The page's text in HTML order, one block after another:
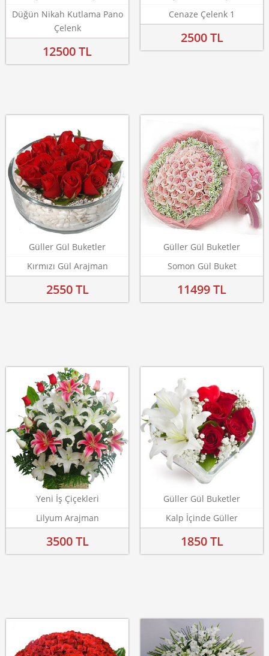
Düğün Nikah Kutlama Pano
Çelenk
12500 TL
Cenaze Çelenk 1
2500 TL
Güller Gül Buketler
Kırmızı Gül Arajman
2550 TL
Güller Gül Buketler
Somon Gül Buket
11499 TL
Yeni İş Çiçekleri
Lilyum Arajman
3500 TL
Güller Gül Buketler
Kalp İçinde Güller
1850 TL